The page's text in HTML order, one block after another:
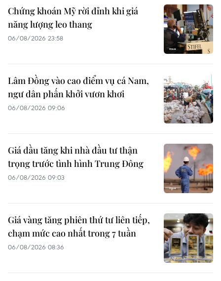
Chứng khoán Mỹ rời đỉnh khi giá
năng lượng leo thang
06/08/2026 23:58
Lâm Đồng vào cao điểm vụ cá Nam,
ngư dân phấn khởi vươn khơi
06/08/2026 09:06
Giá dầu tăng khi nhà đầu tư thận
trọng trước tình hình Trung Đông
06/08/2026 09:03
Giá vàng tăng phiên thứ tư liên tiếp,
chạm mức cao nhất trong 7 tuần
06/08/2026 08:36